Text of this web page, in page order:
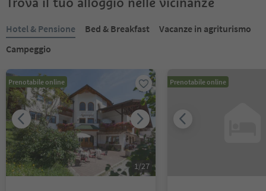
Hotel & Pensione Bed & Breakfast
Vacanze in agriturismo
Campeggio
Prenotabile online
1/27
Prenotabile online